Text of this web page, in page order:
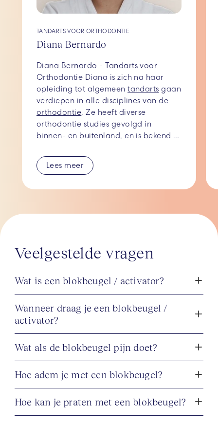
TANDARTS VOOR ORTHODONTIE
Diana Bernardo
Diana Bernardo - Tandarts voor
Orthodontie Diana is zich na haar
opleiding tot algemeen tandarts gaan
orthodontie. Ze heeft diverse
orthodontie studies gevolgd in
binnen- en buitenland, en is bekend
rechte, mooie en gezonde lach te
creëren. Gespecialiseerd als tandarts
erg fijne behandelaar voor kinderen.
Veel volwassenen kiezen voor het
bijna onzichtbare
Invisalign-systeem
dat bijna niet opvalt, waarvoor Diana
waarmee ze inmiddels erg veel
ervaring heeft. BIG:
Lees meer
Veelgestelde vragen
Wat is een blokbeugel / activator?
Wanneer draag je een blokbeugel /
activator?
Wat als de blokbeugel pijn doet?
Hoe adem je met een blokbeugel?
Hoe kan je praten met een blokbeugel?